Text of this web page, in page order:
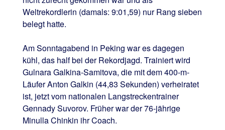
Weltrekordlerin (damals: 9:01,59) nur Rang sieben
belegt hatte.
Am Sonntagabend in Peking war es dagegen
kühl, das half bei der Rekordjagd. Trainiert wird
Gulnara Galkina-Samitova, die mit dem 400-m-
Läufer Anton Galkin (44,83 Sekunden) verheiratet
ist, jetzt vom nationalen Langstreckentrainer
Gennady Suvorov. Früher war der 76-jährige
Minulla Chinkin ihr Coach.